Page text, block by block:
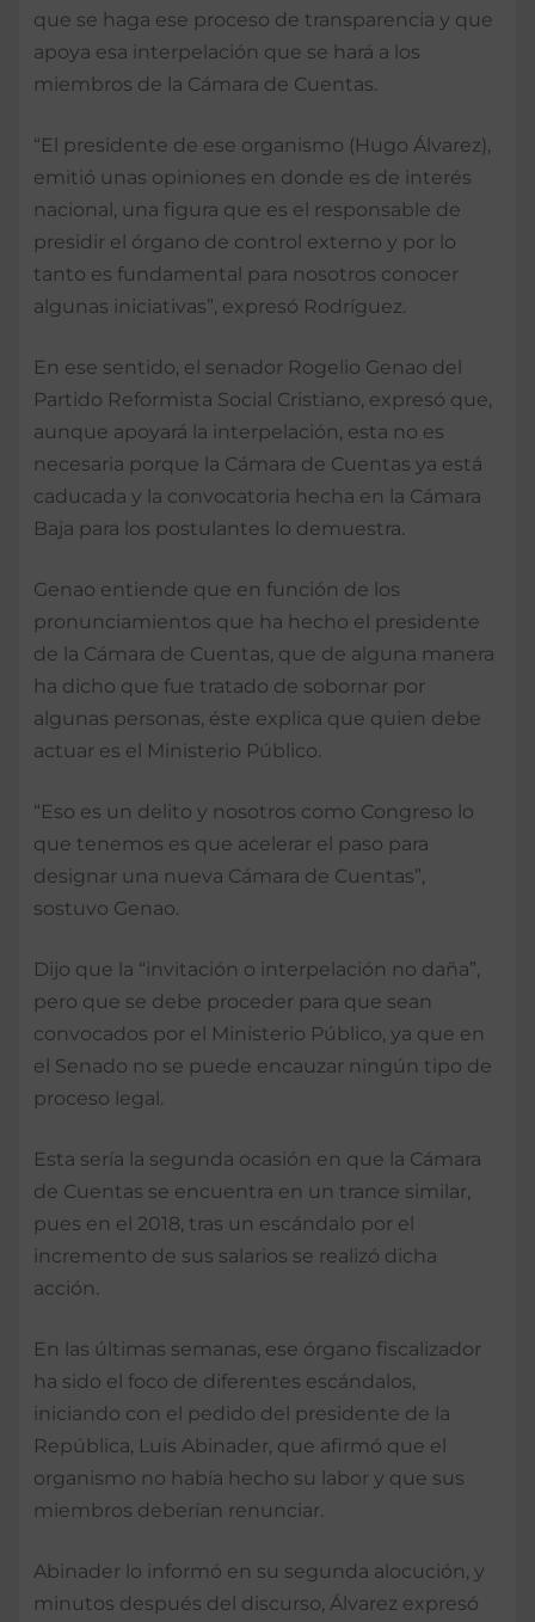
que se haga ese proceso de transparencia y que
apoya esa interpelación que se hará a los
miembros de la Cámara de Cuentas.
“El presidente de ese organismo (Hugo Álvarez),
emitió unas opiniones en donde es de interés
nacional, una figura que es el responsable de
presidir el órgano de control externo y por lo
tanto es fundamental para nosotros conocer
algunas iniciativas”, expresó Rodríguez.
En ese sentido, el senador Rogelio Genao del
Partido Reformista Social Cristiano, expresó que,
aunque apoyará la interpelación, esta no es
necesaria porque la Cámara de Cuentas ya está
caducada y la convocatoria hecha en la Cámara
Baja para los postulantes lo demuestra.
Genao entiende que en función de los
pronunciamientos que ha hecho el presidente
de la Cámara de Cuentas, que de alguna manera
ha dicho que fue tratado de sobornar por
algunas personas, éste explica que quien debe
actuar es el Ministerio Público.
“Eso es un delito y nosotros como Congreso lo
que tenemos es que acelerar el paso para
designar una nueva Cámara de Cuentas”,
sostuvo Genao.
Dijo que la “invitación o interpelación no daña”,
pero que se debe proceder para que sean
convocados por el Ministerio Público, ya que en
el Senado no se puede encauzar ningún tipo de
proceso legal.
Esta sería la segunda ocasión en que la Cámara
de Cuentas se encuentra en un trance similar,
pues en el 2018, tras un escándalo por el
incremento de sus salarios se realizó dicha
acción.
En las últimas semanas, ese órgano fiscalizador
ha sido el foco de diferentes escándalos,
iniciando con el pedido del presidente de la
República, Luis Abinader, que afirmó que el
organismo no había hecho su labor y que sus
miembros deberían renunciar.
Abinader lo informó en su segunda alocución, y
minutos después del discurso, Álvarez expresó